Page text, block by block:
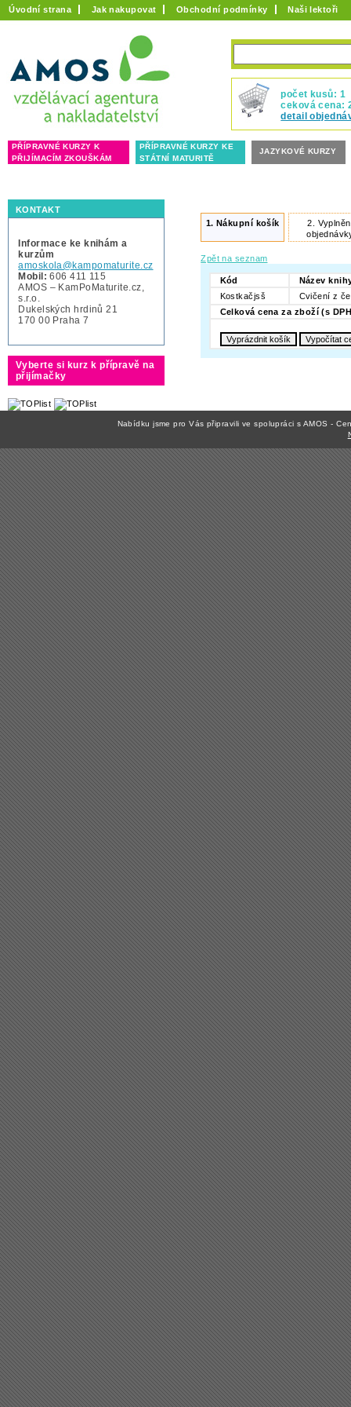
Úvodní strana Jak nakupovat Obchodní podmínky Naši lektoři
počet kusů: 1
ceková cena:
detail
PŘÍPRAVNÉ KURZY K
PŘIJÍMACÍM ZKOUŠKÁM
PŘÍPRAVNÉ KURZY KE
STÁTNÍ MATURITĚ
JAZYKOVÉ KURZY
KONTAKT
Informace ke knihám a
kurzům
amoskola@kampomaturite.cz
Mobil: 606 411 115
AMOS – KamPoMaturite.cz,
s.r.o.
Dukelských hrdinů 21
170 00 Praha 7
Vyberte si kurz k přípravě na
přijímačky
1. Nákupní košík 2.
Zpět na seznam
Kód
Název
Kostkačjsš
Cvičení z
Celková cena za zboží (s
Nabídku jsme pro Vás připravili ve spolupráci s AMOS -